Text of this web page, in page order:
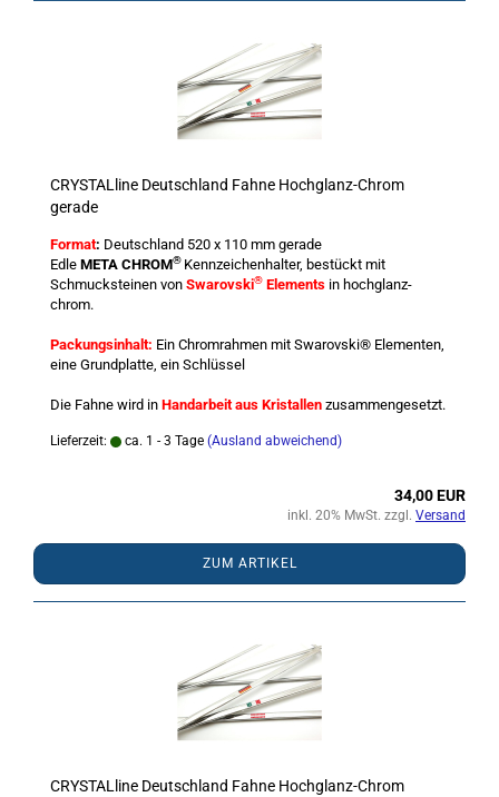
CRYSTALline Deutschland Fahne Hochglanz-Chrom
gerade
Format: Deutschland 520 x 110 mm gerade
Edle META CHROM® Kennzeichenhalter, bestückt mit
Schmucksteinen von Swarovski® Elements in hochglanz-
chrom.
Packungsinhalt: Ein Chromrahmen mit Swarovski® Elementen,
eine Grundplatte, ein Schlüssel
Die Fahne wird in Handarbeit aus Kristallen zusammengesetzt.
Lieferzeit: ca. 1 - 3 Tage (Ausland abweichend)
34,00 EUR
inkl. 20% MwSt. zzgl. Versand
ZUM ARTIKEL
CRYSTALline Deutschland Fahne Hochglanz-Chrom